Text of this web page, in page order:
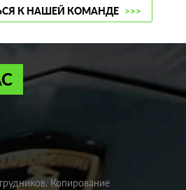
К НАШЕЙ КОМАНДЕ >>>
Копирование